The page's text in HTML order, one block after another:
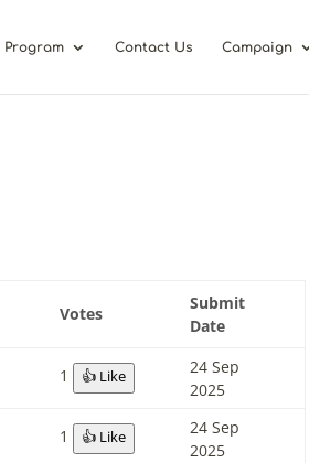
Program Contact Us Campaign
Votes
Submit
Date
1 👍 Like
24 Sep
2025
1 👍 Like
24 Sep
2025